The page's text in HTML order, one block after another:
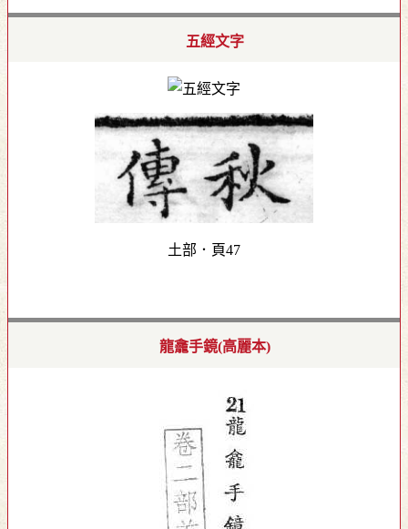
五經文字
土部．頁47
龍龕手鏡(高麗本)